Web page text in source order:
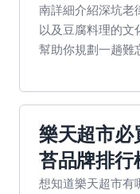
南詳細介紹深坑老
以及豆腐料理的文
幫助你規劃一趟難
樂天超市必
苔品牌排行
想知道樂天超市有